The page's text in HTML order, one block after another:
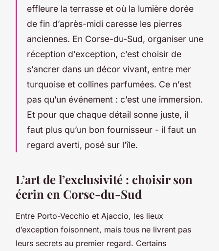
effleure la terrasse et où la lumière dorée
de fin d’après-midi caresse les pierres
anciennes. En Corse-du-Sud, organiser une
réception d’exception, c’est choisir de
s’ancrer dans un décor vivant, entre mer
turquoise et collines parfumées. Ce n’est
pas qu’un événement : c’est une immersion.
Et pour que chaque détail sonne juste, il
faut plus qu’un bon fournisseur - il faut un
regard averti, posé sur l’île.
L’art de l’exclusivité : choisir son
écrin en Corse-du-Sud
Entre Porto-Vecchio et Ajaccio, les lieux
d’exception foisonnent, mais tous ne livrent pas
leurs secrets au premier regard. Certains